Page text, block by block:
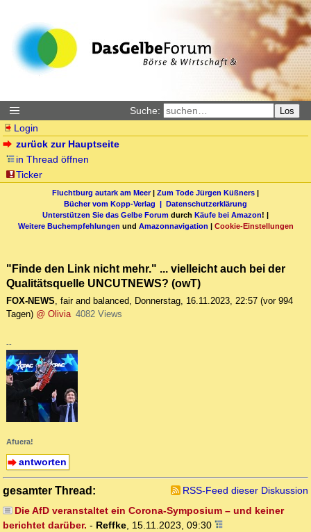
Suche: Los
Login
zurück zur Hauptseite
in Thread öffnen
Ticker
Fluchtburg autark am Meer| Zum Tode Jürgen Küßners |
Bücher vom Kopp-Verlag | Datenschutzerklärung
Unterstützen Sie das Gelbe Forum durch Käufe bei Amazon! |
Weitere Buchempfehlungen und Amazonnavigation | Cookie-Einstellungen
"Finde den Link nicht mehr." ... vielleicht auch bei der
Qualitätsquelle UNCUTNEWS? (owT)
FOX-NEWS, fair and balanced, Donnerstag, 16.11.2023, 22:57 (vor 994
Tagen) @ Olivia 4082 Views
--
Afuera!
antworten
gesamter Thread:
RSS-Feed dieser Diskussion
Die AfD veranstaltet ein Corona-Symposium – und keiner
berichtet darüber. - Reffke 15.11.2023, 09:30